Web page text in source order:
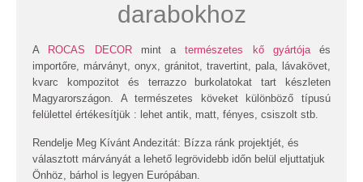
darabokhoz
A ROCAS DECORmint atermészetes kő gyártójaés
importőre, márványt, onyx, gránitot, travertint, pala, lávakövet,
kvarc kompozitot és terrazzo burkolatokat tart készleten
Magyarországon. A természetes köveket különböző típusú
felülettel értékesítjük : lehet antik, matt, fényes, csiszolt stb.
Rendelje Meg Kívánt Andezitát: Bízza ránk projektjét, és
választott márványát a lehető legrövidebb időn belül eljuttatjuk
Önhöz, bárhol is legyen Európában.